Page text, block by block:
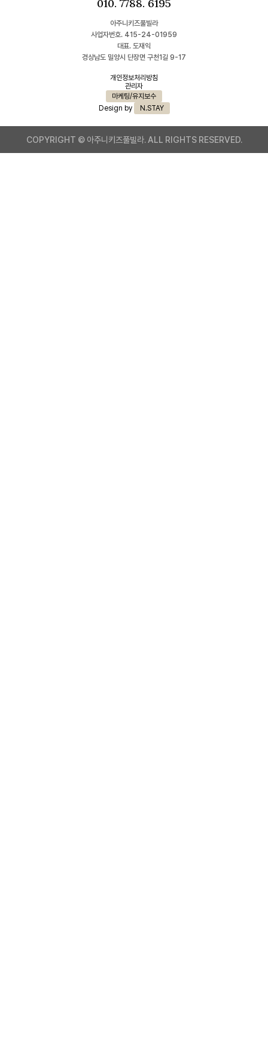
010. 7788. 6195
아주니키즈풀빌라
사업자번호. 415-24-01959
대표. 도재익
경상남도 밀양시 단장면 구천1길 9-17
개인정보처리방침
관리자
마케팅/유지보수
Design by
N.STAY
COPYRIGHT © 아주니키즈풀빌라. ALL RIGHTS RESERVED.